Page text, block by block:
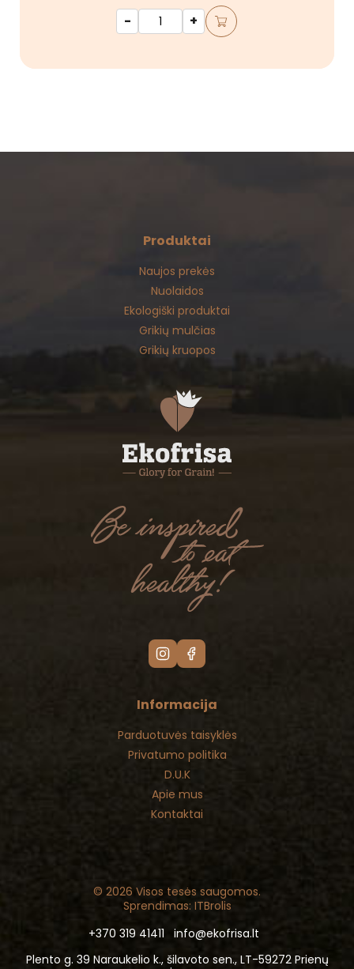
-
+
Produktai
Naujos prekės
Nuolaidos
Ekologiški produktai
Grikių mulčias
Grikių kruopos
Informacija
Parduotuvės taisyklės
Privatumo politika
D.U.K
Apie mus
Kontaktai
© 2026 Visos tesės saugomos.
Sprendimas: ITBrolis
+370 319 41411
info@ekofrisa.lt
Plento g. 39 Naraukelio k., šilavoto sen., LT-59272 Prienų